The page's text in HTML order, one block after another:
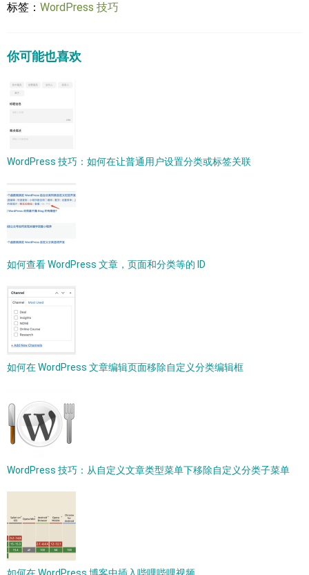
标签： WordPress 技巧
你可能也喜欢
WordPress 技巧：如何在让普通用户设置分类或标签关联
如何查看 WordPress 文章，页面和分类等的 ID
如何在 WordPress 文章编辑页面移除自定义分类编辑框
WordPress 技巧：从自定义文章类型菜单下移除自定义分类子菜单